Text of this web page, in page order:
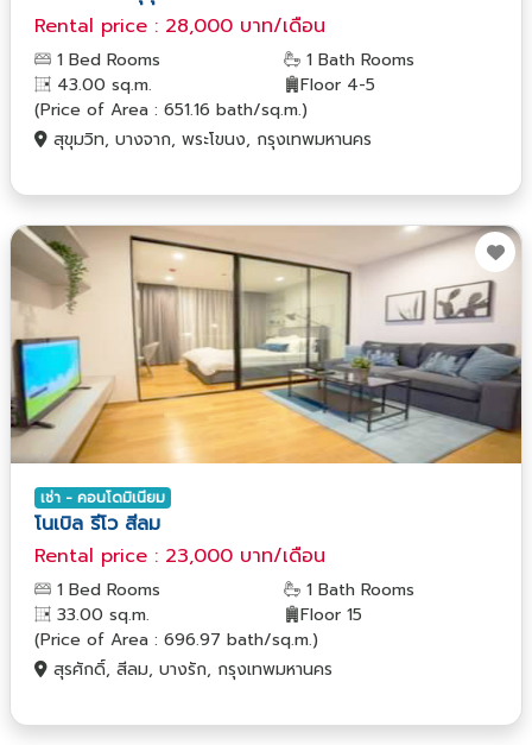
Rental price : 28,000 บาท/เดือน
1 Bed Rooms
1 Bath Rooms
43.00 sq.m.
Floor 4-5
(Price of Area : 651.16 bath/sq.m.)
สุขุมวิท, บางจาก, พระโขนง, กรุงเทพมหานคร
เช่า - คอนโดมิเนียม
โนเบิล รีโว สีลม
Rental price : 23,000 บาท/เดือน
1 Bed Rooms
1 Bath Rooms
33.00 sq.m.
Floor 15
(Price of Area : 696.97 bath/sq.m.)
สุรศักดิ์, สีลม, บางรัก, กรุงเทพมหานคร